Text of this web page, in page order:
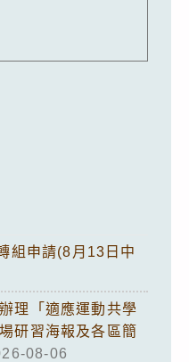
組申請(8月13日中
理「適應運動共學
研習海報及各區簡
08-06